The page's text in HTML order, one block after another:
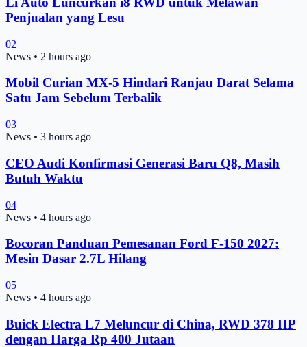
Penjualan yang Lesu
02
News • 2 hours ago
Mobil Curian MX-5 Hindari Ranjau Darat Selama
Satu Jam Sebelum Terbalik
03
News • 3 hours ago
CEO Audi Konfirmasi Generasi Baru Q8, Masih
Butuh Waktu
04
News • 4 hours ago
Bocoran Panduan Pemesanan Ford F-150 2027:
Mesin Dasar 2.7L Hilang
05
News • 4 hours ago
Buick Electra L7 Meluncur di China, RWD 378 HP
dengan Harga Rp 400 Jutaan